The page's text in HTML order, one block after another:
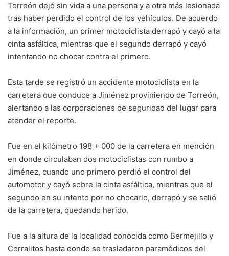
Torreón dejó sin vida a una persona y a otra más lesionada
tras haber perdido el control de los vehículos. De acuerdo
a la información, un primer motociclista derrapó y cayó a la
cinta asfáltica, mientras que el segundo derrapó y cayó
intentando no chocar contra el primero.
Esta tarde se registró un accidente motociclista en la
carretera que conduce a Jiménez proviniendo de Torreón,
alertando a las corporaciones de seguridad del lugar para
atender el reporte.
Fue en el kilómetro 198 + 000 de la carretera en mención
en donde circulaban dos motociclistas con rumbo a
Jiménez, cuando uno primero perdió el control del
automotor y cayó sobre la cinta asfáltica, mientras que el
segundo en su intento por no chocarlo, derrapó y se salió
de la carretera, quedando herido.
Fue a la altura de la localidad conocida como Bermejillo y
Corralitos hasta donde se trasladaron paramédicos del